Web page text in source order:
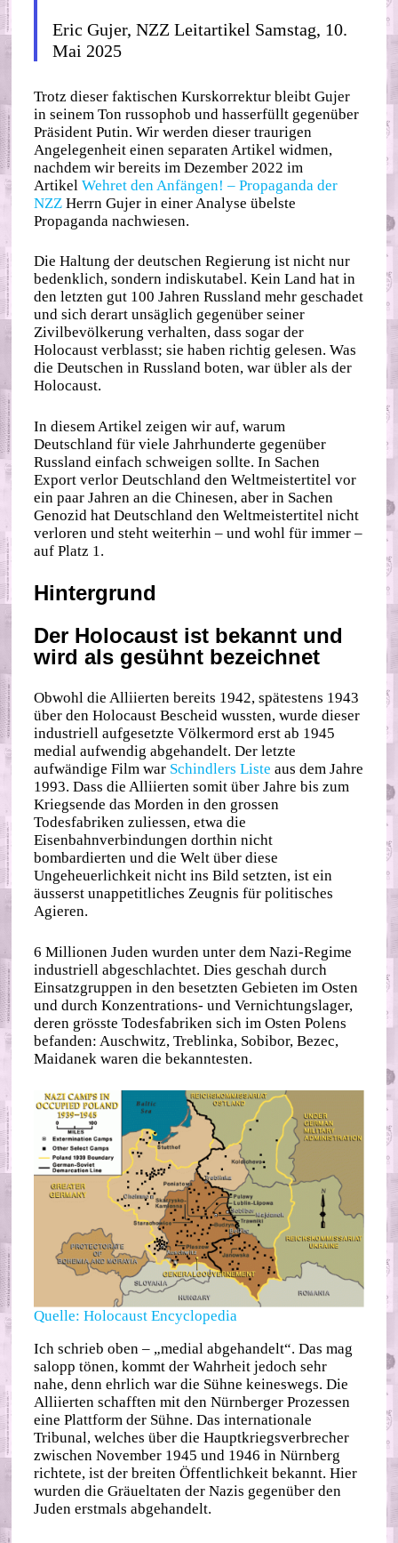
Eric Gujer, NZZ Leitartikel Samstag, 10.
Mai 2025
Trotz dieser faktischen Kurskorrektur bleibt Gujer
in seinem Ton russophob und hasserfüllt gegenüber
Präsident Putin. Wir werden dieser traurigen
Angelegenheit einen separaten Artikel widmen,
nachdem wir bereits im Dezember 2022 im
ArtikelWehret den Anfängen! – Propaganda der
NZZ Herrn Gujer in einer Analyse übelste
Propaganda nachwiesen.
Die Haltung der deutschen Regierung ist nicht nur
bedenklich, sondern indiskutabel. Kein Land hat in
den letzten gut 100 Jahren Russland mehr geschadet
und sich derart unsäglich gegenüber seiner
Zivilbevölkerung verhalten, dass sogar der
Holocaust verblasst; sie haben richtig gelesen. Was
die Deutschen in Russland boten, war übler als der
Holocaust.
In diesem Artikel zeigen wir auf, warum
Deutschland für viele Jahrhunderte gegenüber
Russland einfach schweigen sollte. In Sachen
Export verlor Deutschland den Weltmeistertitel vor
ein paar Jahren an die Chinesen, aber in Sachen
Genozid hat Deutschland den Weltmeistertitel nicht
verloren und steht weiterhin – und wohl für immer –
auf Platz 1.
Hintergrund
Der Holocaust ist bekannt und
wird als gesühnt bezeichnet
Obwohl die Alliierten bereits 1942, spätestens 1943
über den Holocaust Bescheid wussten, wurde dieser
industriell aufgesetzte Völkermord erst ab 1945
medial aufwendig abgehandelt. Der letzte
aufwändige Film war Schindlers Liste aus dem Jahre
1993. Dass die Alliierten somit über Jahre bis zum
Kriegsende das Morden in den grossen
Todesfabriken zuliessen, etwa die
Eisenbahnverbindungen dorthin nicht
bombardierten und die Welt über diese
Ungeheuerlichkeit nicht ins Bild setzten, ist ein
äusserst unappetitliches Zeugnis für politisches
Agieren.
6 Millionen Juden wurden unter dem Nazi-Regime
industriell abgeschlachtet. Dies geschah durch
Einsatzgruppen in den besetzten Gebieten im Osten
und durch Konzentrations- und Vernichtungslager,
deren grösste Todesfabriken sich im Osten Polens
befanden: Auschwitz, Treblinka, Sobibor, Bezec,
Maidanek waren die bekanntesten.
Quelle: Holocaust Encyclopedia
Ich schrieb oben – „medial abgehandelt“. Das mag
salopp tönen, kommt der Wahrheit jedoch sehr
nahe, denn ehrlich war die Sühne keineswegs. Die
Alliierten schafften mit den Nürnberger Prozessen
eine Plattform der Sühne. Das internationale
Tribunal, welches über die Hauptkriegsverbrecher
zwischen November 1945 und 1946 in Nürnberg
richtete, ist der breiten Öffentlichkeit bekannt. Hier
wurden die Gräueltaten der Nazis gegenüber den
Juden erstmals abgehandelt.